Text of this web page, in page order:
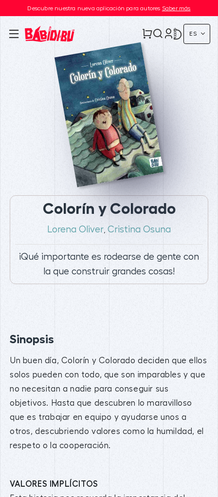
Descubre nuestra nueva aplicación para autores Saber más
ES
Colorín y Colorado
Lorena Oliver Cristina Osuna
¡Qué importante es rodearse de gente con
la que construir grandes cosas!
Sinopsis
Un buen día, Colorín y Colorado deciden que ellos
solos pueden con todo, que son imparables y que
no necesitan a nadie para conseguir sus
objetivos. Hasta que descubren lo maravilloso
que es trabajar en equipo y ayudarse unos a
otros, descubriendo valores como la humildad, el
respeto o la cooperación.
VALORES IMPLÍCITOS